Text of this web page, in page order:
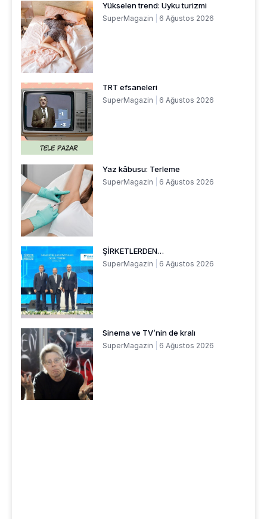
Yükselen trend: Uyku turizmi
SuperMagazin 6 Ağustos 2026
TRT efsaneleri
SuperMagazin 6 Ağustos 2026
Yaz kâbusu: Terleme
SuperMagazin 6 Ağustos 2026
ŞİRKETLERDEN…
SuperMagazin 6 Ağustos 2026
Sinema ve TV’nin de kralı
SuperMagazin 6 Ağustos 2026